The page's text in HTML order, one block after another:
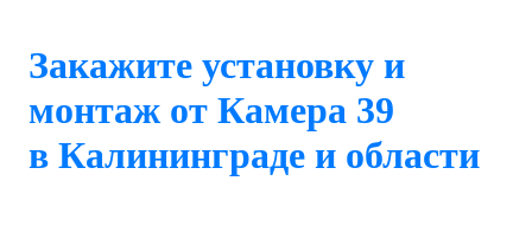
Закажите установку и
монтаж от Камера 39
в Калининграде и области